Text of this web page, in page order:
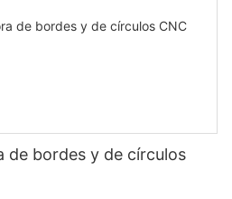
de bordes y de círculos